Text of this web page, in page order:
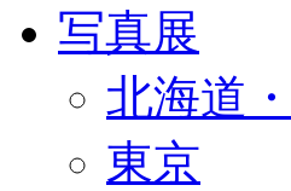
写真展
北海道
東京